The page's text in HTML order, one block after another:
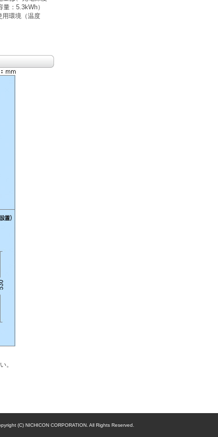
：5.3kWh）
環境（温度
。
(C) NICHICON CORPORATION. All Rights Reserved.